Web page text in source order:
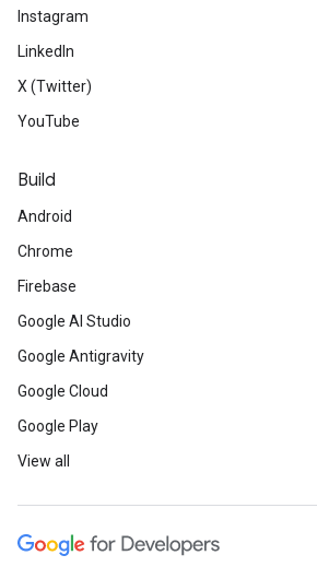
Instagram
LinkedIn
X (Twitter)
YouTube
Build
Android
Chrome
Firebase
Google AI Studio
Google Antigravity
Google Cloud
Google Play
View all